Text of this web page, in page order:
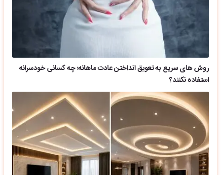
روش های سریع به تعویق انداختن عادت ماهانه؛ چه کسانی خودسرانه
استفاده نکنند؟